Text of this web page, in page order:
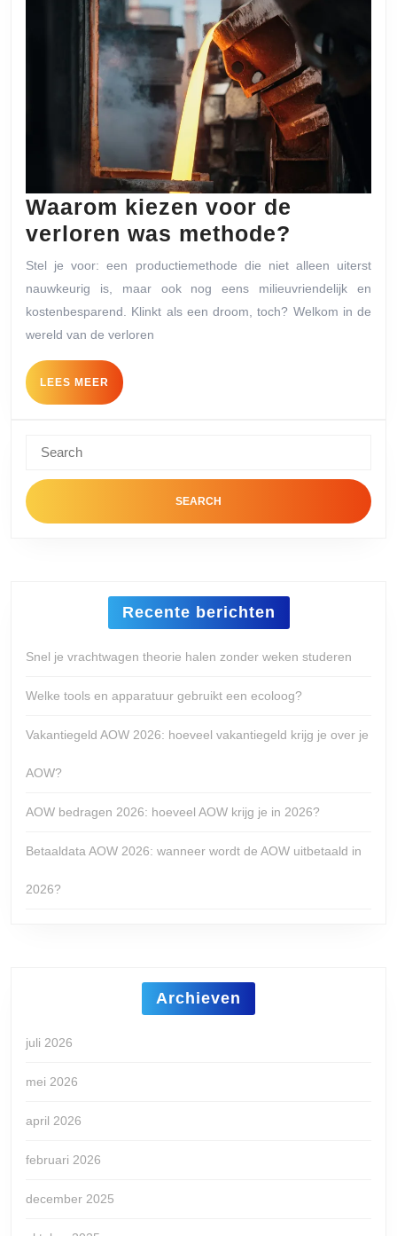
Waarom kiezen voor de
verloren was methode?
kiezen
voor
de
Stel je voor: een productiemethode die niet alleen uiterst
nauwkeurig is, maar ook nog eens milieuvriendelijk en
kostenbesparend. Klinkt als een droom, toch? Welkom in de
wereld van de verloren
LEES MEER LEES
MEER
for:
Recente berichten
Snel je vrachtwagen theorie halen zonder weken studeren
Welke tools en apparatuur gebruikt een ecoloog?
Vakantiegeld AOW 2026: hoeveel vakantiegeld krijg je over je
AOW?
AOW bedragen 2026: hoeveel AOW krijg je in 2026?
Betaaldata AOW 2026: wanneer wordt de AOW uitbetaald in
2026?
Archieven
juli 2026
mei 2026
april 2026
februari 2026
december 2025